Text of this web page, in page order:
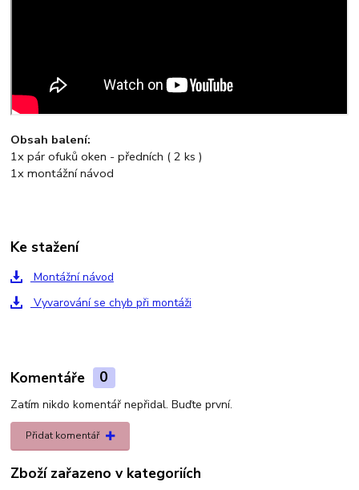
Obsah balení:
1x pár ofuků oken - předních ( 2 ks )
1x montážní návod
Komentáře 0
Zatím nikdo komentář nepřidal. Buďte první.
Přidat komentář
Ke stažení
Montážní návod
Vyvarování se chyb při montáži
Zboží zařazeno v kategoriích